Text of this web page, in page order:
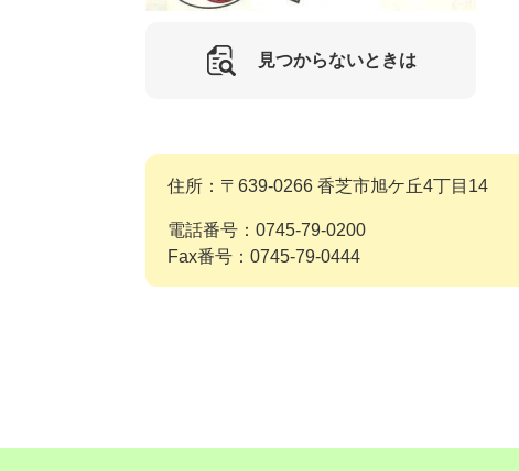
見つからないときは
住所：〒639-0266 香芝市旭ケ丘4丁目14
電話番号：0745-79-0200
Fax番号：0745-79-0444